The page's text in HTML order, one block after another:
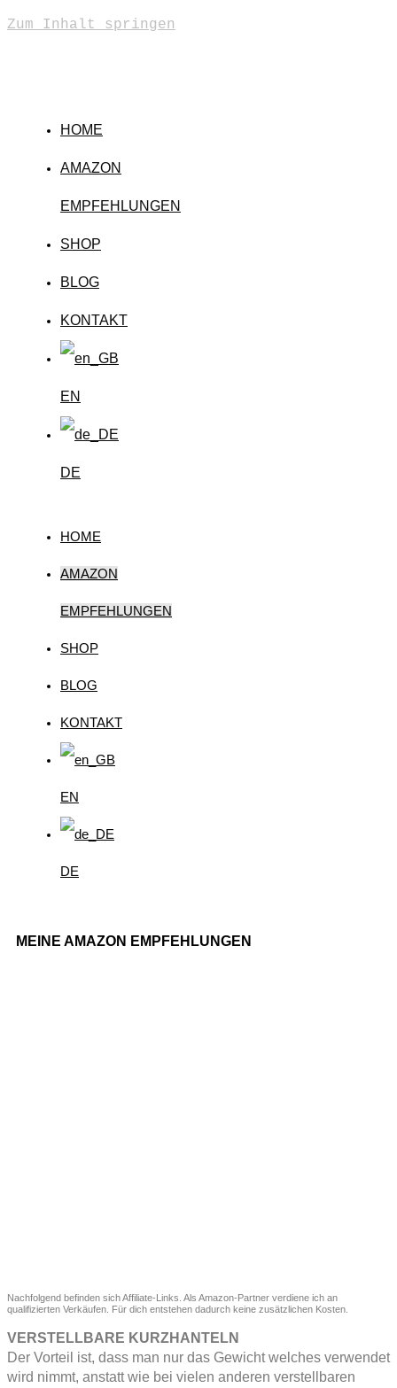
Zum Inhalt springen
HOME
AMAZON
EMPFEHLUNGEN
SHOP
BLOG
KONTAKT
EN
DE
HOME
AMAZON
EMPFEHLUNGEN
SHOP
BLOG
KONTAKT
EN
DE
MEINE AMAZON EMPFEHLUNGEN
Nachfolgend befinden sich Affiliate-Links. Als Amazon-Partner verdiene ich an
qualifizierten Verkäufen. Für dich entstehen dadurch keine zusätzlichen Kosten.
VERSTELLBARE KURZHANTELN
Der Vorteil ist, dass man nur das Gewicht welches verwendet
wird nimmt, anstatt wie bei vielen anderen verstellbaren